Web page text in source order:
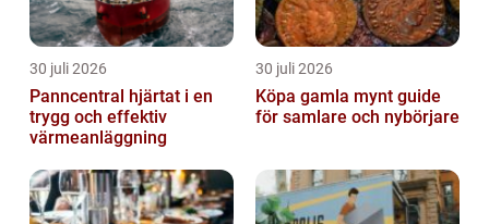
30 juli 2026
Panncentral hjärtat i en
trygg och effektiv
värmeanläggning
30 juli 2026
Köpa gamla mynt guide
för samlare och nybörjare